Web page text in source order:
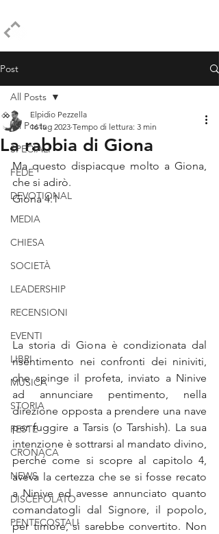
Post
All Posts
SPECIALI
FEDE
DEVOTIONAL
MEDIA
CHIESA
SOCIETÀ
LEADERSHIP
RECENSIONI
EVENTI
LIBRI
MUSICA
STORIA
FESTE
CRONACA
NEWS
DISCEPOLATO
PENTECOSTALI
All Posts
La rabbia di Giona
Elpidio Pezzella
16 lug 2023 Tempo di lettura: 3 min
Ma questo dispiacque molto a Giona,
che si adirò.
Giona 4:1
La storia di Giona è condizionata dal
risentimento nei confronti dei niniviti,
che spinge il profeta, inviato a Ninive
ad annunciare pentimento, nella
direzione opposta a prendere una nave
per fuggire a Tarsis (o Tarshish). La sua
intenzione è sottrarsi al mandato divino,
perché come si scopre al capitolo 4,
aveva la certezza che se si fosse recato
a Ninive ed avesse annunciato quanto
comandatogli dal Signore, il popolo,
per timore, si sarebbe convertito. Non